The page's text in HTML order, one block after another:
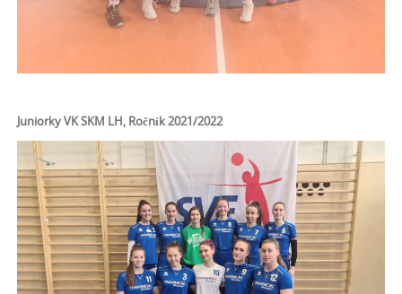
Juniorky VK SKM LH, Ročník 2021/2022